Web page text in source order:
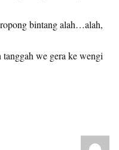
bintang alah…alah,
we gera ke wengi